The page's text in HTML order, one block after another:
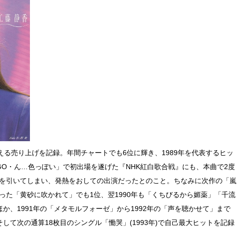
売り上げを記録。年間チャートでも6位に輝き、1989年を代表するヒッ
・ん…色っぽい」で初出場を遂げた『NHK紅白歌合戦』にも、本曲で2度
引いてしまい、発熱をおしての出演だったとのこと。ちなみに次作の「嵐
た「黄砂に吹かれて」でも1位、翌1990年も「くちびるから媚薬」「千流
、1991年の「メタモルフォーゼ」から1992年の「声を聴かせて」まで
て次の通算18枚目のシングル「慟哭」(1993年)で自己最大ヒットを記録